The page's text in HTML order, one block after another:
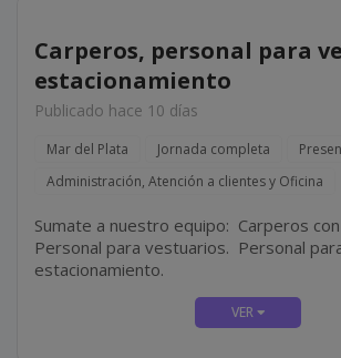
Carperos, personal para
estacionamiento
Publicado hace 10 días
Mar del Plata Jornada completa
Administración, Atención a clientes y Oficina
Sumate a nuestro equipo: Carperos con experiencia.
Personal para vestuarios. Personal para
estacionamiento.